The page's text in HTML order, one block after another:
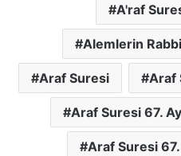
A'raf
Alemlerin
Araf Suresi Araf
Araf Suresi 67.
Araf Suresi